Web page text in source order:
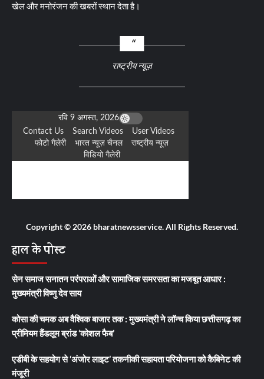
खेल और मनोरंजन की खबरों स्थान देता है।
राष्ट्रीय न्यूज़
Copyright © 2026 bharatnewsservice. All Rights Reserved.
हाल के पोस्ट
सेन समाज सनातन परंपराओं और सामाजिक समरसता का मजबूत आधार :
मुख्यमंत्री विष्णु देव साय
कोसा की चमक अब वैश्विक बाजार तक : मुख्यमंत्री ने लॉन्च किया छत्तीसगढ़ का
प्रीमियम हैंडलूम ब्रांड ‘कोशल फैब’
एडीबी के सहयोग से ‘अंजोर लाइट’ तकनीकी सहायता परियोजना को कैबिनेट की
मंजूरी